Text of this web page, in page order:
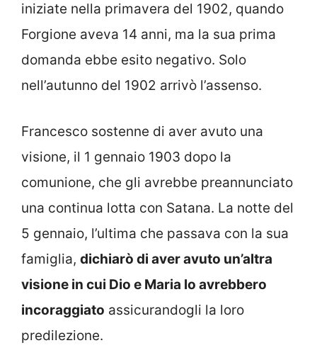
iniziate nella primavera del 1902, quando
Forgione aveva 14 anni, ma la sua prima
domanda ebbe esito negativo. Solo
nell’autunno del 1902 arrivò l’assenso.
Francesco sostenne di aver avuto una
visione, il 1 gennaio 1903 dopo la
comunione, che gli avrebbe preannunciato
una continua lotta con Satana. La notte del
5 gennaio, l’ultima che passava con la sua
famiglia, dichiarò di aver avuto un’altra
visione in cui Dio e Maria lo avrebbero
incoraggiato assicurandogli la loro
predilezione.